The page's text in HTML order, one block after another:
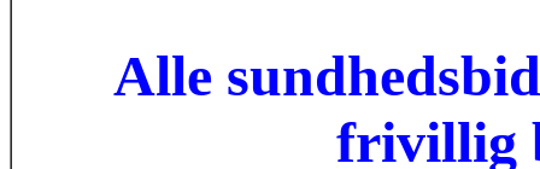
Alle
frivillig